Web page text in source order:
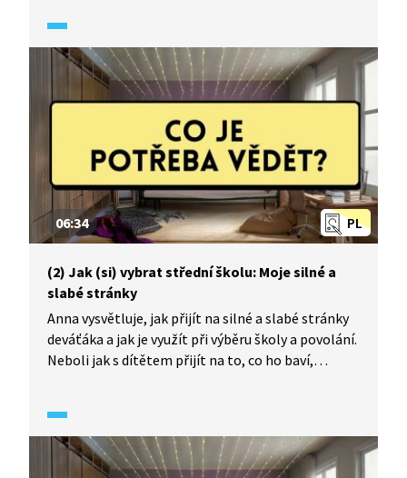
to posuzovat.
PL
06:34
(2) Jak (si) vybrat střední školu: Moje silné a
slabé stránky
Anna vysvětluje, jak přijít na silné a slabé stránky
deváťáka a jak je využít při výběru školy a povolání.
Neboli jak s dítětem přijít na to, co ho baví,
povolání.